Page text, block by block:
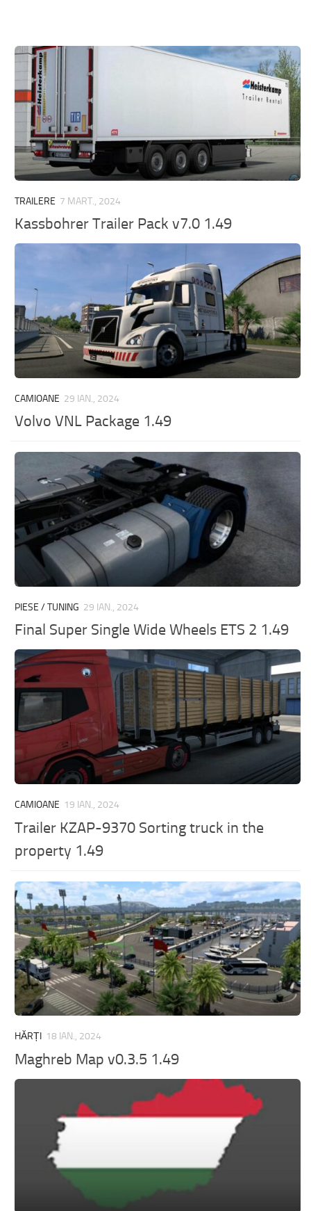
TRAILERE 7 MART., 2024
Kassbohrer Trailer Pack v7.0 1.49
CAMIOANE 29 IAN., 2024
Volvo VNL Package 1.49
PIESE / TUNING 29 IAN., 2024
Final Super Single Wide Wheels ETS 2 1.49
CAMIOANE 19 IAN., 2024
Trailer KZAP-9370 Sorting truck in the
property 1.49
HĂRȚI 18 IAN., 2024
Maghreb Map v0.3.5 1.49